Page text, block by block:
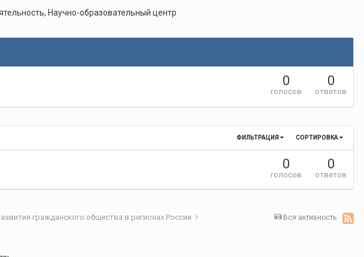
Научно-образовательный центр
0
голосов
0
ответов
СОРТИРОВКА
ФИЛЬТРАЦИЯ
0
голосов
0
ответов
Вся активность
гражданского общества в регионах России